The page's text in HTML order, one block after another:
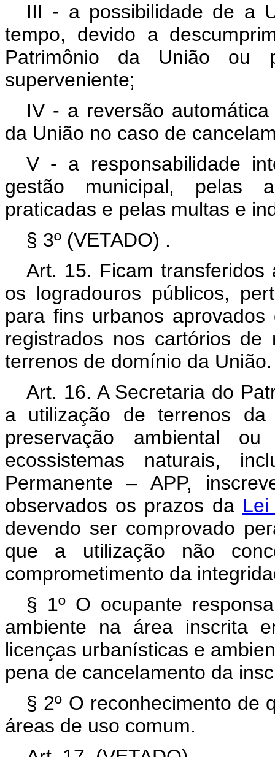
III - a possibilidade de a
tempo, devido a
Patrimônio da União ou
superveniente;
IV - a reversão
da União no caso de
V - a responsabilidade
gestão municipal, pelas
praticadas e pelas multas e
§ 3º (VETADO) .
Art. 15. Ficam
os logradouros públicos,
para fins urbanos
registrados nos cartórios de
terrenos de domínio da União.
Art. 16. A Secretaria do
a utilização de terrenos
preservação ambiental
ecossistemas naturais,
Permanente – APP,
observados os prazos da
devendo ser comprovado
que a utilização não
comprometimento da
§ 1º O ocupante
ambiente na área inscrita
licenças urbanísticas e
pena de cancelamento da
§ 2º O reconhecimento de
áreas de uso comum.